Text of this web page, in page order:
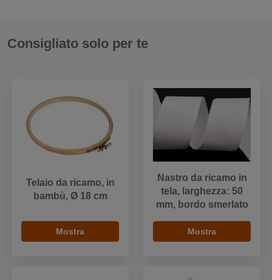
Consigliato solo per te
Telaio da ricamo, in
bambù, Ø 18 cm
Mostra
Nastro da ricamo in
tela, larghezza: 50
mm, bordo smerlato
Mostra